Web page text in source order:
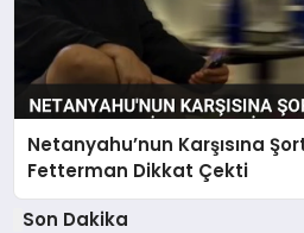
Netanyahu’nun Karşısına
Fetterman Dikkat Çekti
Son Dakika